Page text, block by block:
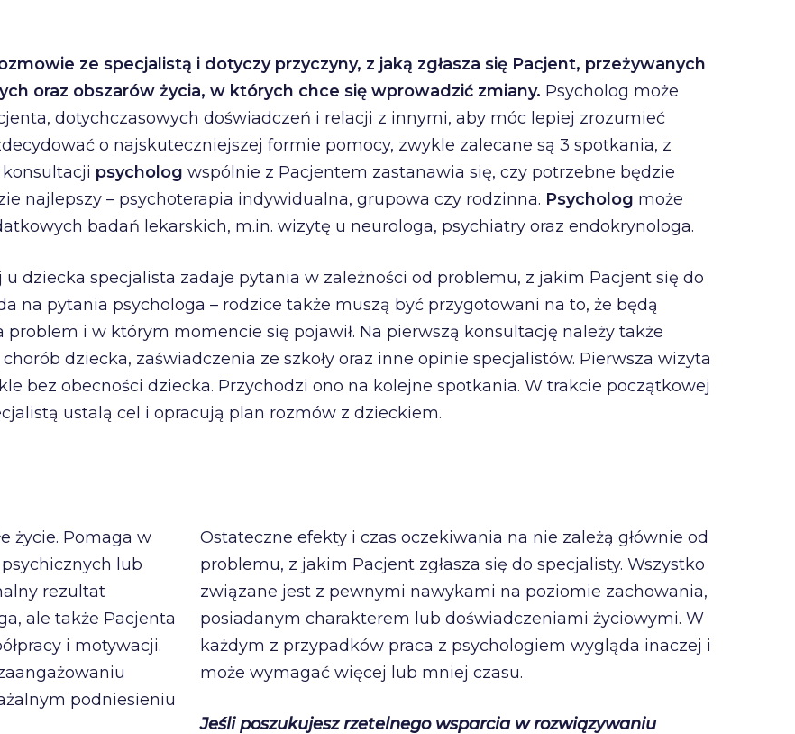
ze specjalistą i dotyczy przyczyny, z jaką zgłasza się Pacjent, przeżywanych
oraz obszarów życia, w których chce się wprowadzić zmiany. Psycholog może
dotychczasowych doświadczeń i relacji z innymi, aby móc lepiej zrozumieć
o najskuteczniejszej formie pomocy, zwykle zalecane są 3 spotkania, z
konsultacji psychologwspólnie z Pacjentem zastanawia się, czy potrzebne będzie
najlepszy – psychoterapia indywidualna, grupowa czy rodzinna. Psycholog może
badań lekarskich, m.in. wizytę u neurologa, psychiatry oraz endokrynologa.
dziecka specjalista zadaje pytania w zależności od problemu, z jakim Pacjent się do
na pytania psychologa – rodzice także muszą być przygotowani na to, że będą
i w którym momencie się pojawił. Na pierwszą konsultację należy także
dziecka, zaświadczenia ze szkoły oraz inne opinie specjalistów. Pierwsza wizyta
bez obecności dziecka. Przychodzi ono na kolejne spotkania. W trakcie początkowej
ustalą cel i opracują plan rozmów z dzieckiem.
życie. Pomaga w
lub
rezultat
ale także Pacjenta
i motywacji.
podniesieniu
Ostateczne efekty i czas oczekiwania na nie zależą głównie od
problemu, z jakim Pacjent zgłasza się do specjalisty. Wszystko
związane jest z pewnymi nawykami na poziomie zachowania,
posiadanym charakterem lub doświadczeniami życiowymi. W
każdym z przypadków praca z psychologiem wygląda inaczej i
może wymagać więcej lub mniej czasu.
Jeśli poszukujesz rzetelnego wsparcia w rozwiązywaniu